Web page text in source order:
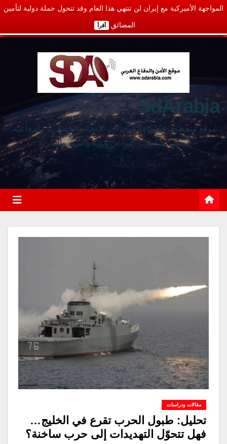
المواجهة الأميركية مع إيران لن تنتهي هذا العام وقد تتحول حملة دولية لتأمين
المضائق أقرأ
SdArabia
موقع متخصص في كافة المجالات الأمنية والعسكرية والدفاعية،
يغطي نشاطات القوات الجوية والبرية والبحرية
مقالات ودراسات
تحليل: طبول الحرب تقرع في الخليج…
فهل تتحوّل التهديدات إلى حرب ساخنة؟